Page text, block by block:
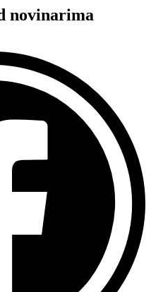
novinarima